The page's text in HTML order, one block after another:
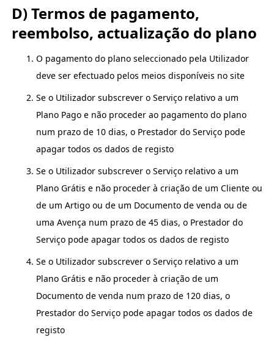
D) Termos de pagamento,
reembolso, actualização do plano
O pagamento do plano seleccionado pela Utilizador
deve ser efectuado pelos meios disponíveis no site
Se o Utilizador subscrever o Serviço relativo a um
Plano Pago e não proceder ao pagamento do plano
num prazo de 10 dias, o Prestador do Serviço pode
apagar todos os dados de registo
Se o Utilizador subscrever o Serviço relativo a um
Plano Grátis e não proceder à criação de um Cliente ou
de um Artigo ou de um Documento de venda ou de
uma Avença num prazo de 45 dias, o Prestador do
Serviço pode apagar todos os dados de registo
Se o Utilizador subscrever o Serviço relativo a um
Plano Grátis e não proceder à criação de um
Documento de venda num prazo de 120 dias, o
Prestador do Serviço pode apagar todos os dados de
registo